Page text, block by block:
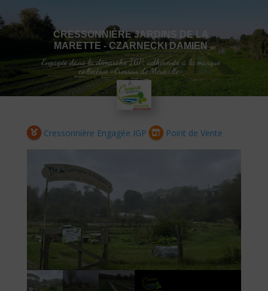
CRESSONNIÈRE JARDINS DE LA
MARETTE - CZARNECKI DAMIEN
Engagée dans la démarche IGP, adhérente à la marque
collective «Cresson de Méréville»
Cressonnière Engagée IGP Point de Vente